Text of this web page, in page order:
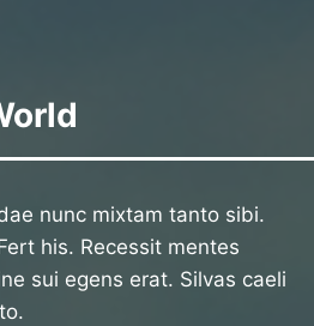
nunc mixtam tanto sibi.
his. Recessit mentes
sui egens erat. Silvas caeli